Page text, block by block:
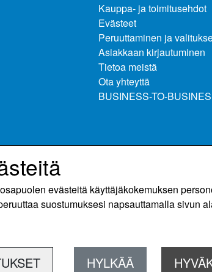
Kauppa- ja toimitusehdot
Evästeet
Peruuttaminen ja
Asiakkaan kirjautuminen
Tietoa meistä
Ota yhteyttä
BUSINESS-TO-
evästeitä käyttäjäkokemuksen
suostumuksesi napsauttamalla sivun
HYLKÄÄ